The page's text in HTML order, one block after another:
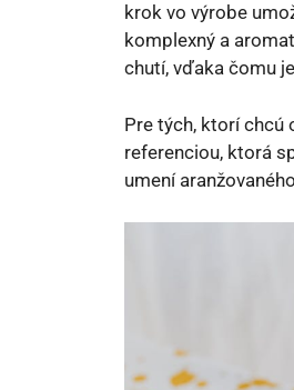
krok vo výrobe
komplexný a
chutí, vďaka čomu
Pre tých, ktorí chcú
referenciou, ktorá
umení